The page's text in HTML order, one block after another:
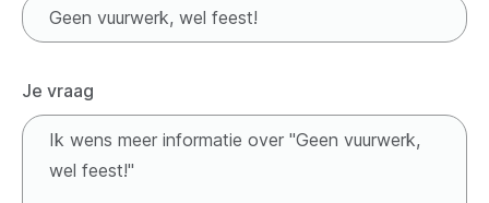
Je vraag